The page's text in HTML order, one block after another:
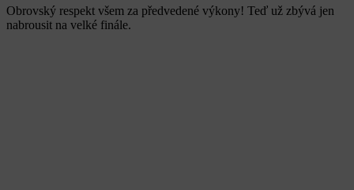
Obrovský respekt všem za předvedené výkony! Teď už zbývá jen
nabrousit na velké finále.